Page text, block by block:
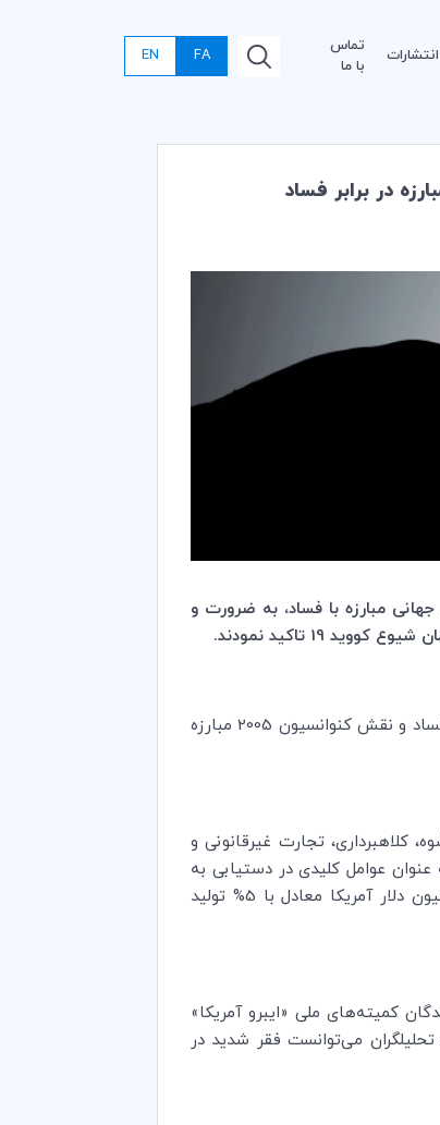
انتشارات
تماس
با ما
FA
EN
در برابر فساد
(برابر با 19 آذر ماه)، روز جهانی مبارزه با فساد، به ضرورت و
تاکید نمودند.
همه ساله، تاریخ نهم دسامبر به عنوان روز جهانی مبارزه با فساد جشن گرفته می‌شود که هدف از آن افزایش آگاهی درباره فساد و نقش کنوانسیون 2005 مبارزه
با فساد، رشوه، کلاهبرداری، تجارت غیرقانونی و
عوامل کلیدی در دستیابی به
شرایط پایدار متاثر از کووید 19 در کشورهایشان تاکید نمودند. طبق گزارش بانک جهانی، فساد سالانه برابر با حداقل 2.6 تریلیون دلار آمریکا معادل با 5% تولید
کمیته‌های ملی «ایبرو آمریکا»
که به گفته تحلیلگران می‌توانست فقر شدید در